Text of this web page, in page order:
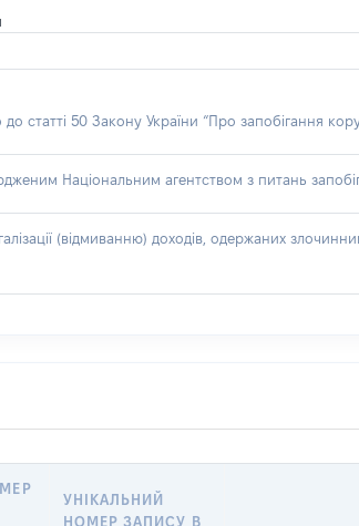
статті 50 Закону України “Про запобігання
Національним агентством з питань
(відмиванню) доходів, одержаних
УНІКАЛЬНИЙ
НОМЕР ЗАПИСУ В